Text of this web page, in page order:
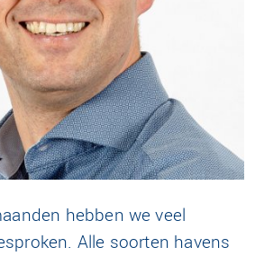
hebben we veel
Alle soorten havens